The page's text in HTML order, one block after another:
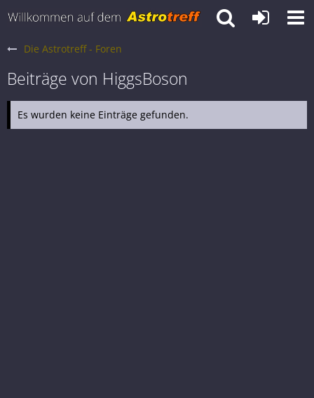
Die Astrotreff - Foren
Beiträge von HiggsBoson
Es wurden keine Einträge gefunden.